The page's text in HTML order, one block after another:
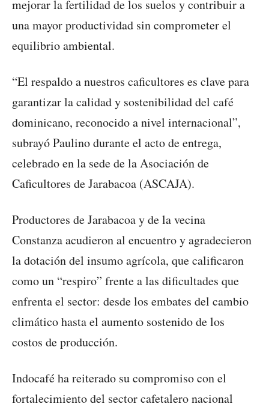
mejorar la fertilidad de los suelos y contribuir a
una mayor productividad sin comprometer el
equilibrio ambiental.
“El respaldo a nuestros caficultores es clave para
garantizar la calidad y sostenibilidad del café
dominicano, reconocido a nivel internacional”,
subrayó Paulino durante el acto de entrega,
celebrado en la sede de la Asociación de
Caficultores de Jarabacoa (ASCAJA).
Productores de Jarabacoa y de la vecina
Constanza acudieron al encuentro y agradecieron
la dotación del insumo agrícola, que calificaron
como un “respiro” frente a las dificultades que
enfrenta el sector: desde los embates del cambio
climático hasta el aumento sostenido de los
costos de producción.
Indocafé ha reiterado su compromiso con el
fortalecimiento del sector cafetalero nacional